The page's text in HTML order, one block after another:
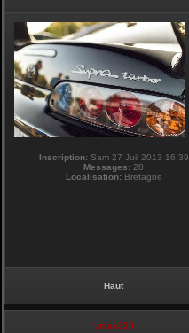
Inscription:Sam 27 Juil 2013 16:39
Messages: 28
Localisation:Bretagne
Haut
vmax330